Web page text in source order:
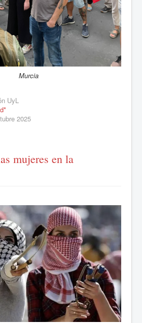
Murcia
UyL
2025
mujeres en la